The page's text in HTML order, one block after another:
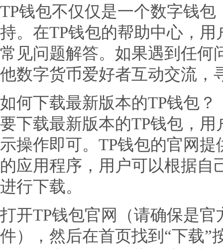
TP钱包不仅仅是一个数字钱
持。在TP钱包的帮助中心，
常见问题解答。如果遇到任何
他数字货币爱好者互动交流，
如何下载最新版本的TP钱包？
要下载最新版本的TP钱包，
示操作即可。TP钱包的官网
的应用程序，用户可以根据自
进行下载。
打开TP钱包官网（请确保是
件），然后在首页找到“下载”